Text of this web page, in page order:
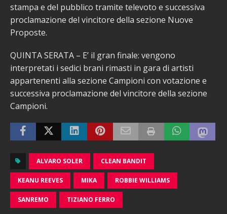
stampa e del pubblico tramite televoto e successiva
proclamazione del vincitore della sezione Nuove
Proposte.
QUINTA SERATA – E’ il gran finale: vengono
interpretati i sedici brani rimasti in gara di artisti
appartenenti alla sezione Campioni con votazione e
successiva proclamazione del vincitore della sezione
Campioni.
ALVARO SOLER CLEAN BANDIT
KEANU REEVES MIKA ROBBIE WILLIAMS
SANREMO TIZIANO FERRO